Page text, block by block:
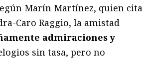
Marín Martínez, quien cita
Caro Raggio, la amistad
admiraciones y
sin tasa, pero no